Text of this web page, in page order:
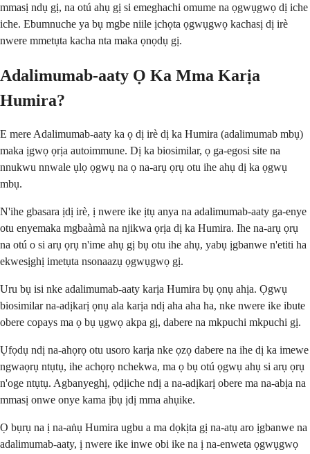
mmasị ndụ gị, na otú ahụ gị si emeghachi omume na ọgwụgwọ dị iche
iche. Ebumnuche ya bụ mgbe niile ịchọta ọgwụgwọ kachasị dị irè
nwere mmetụta kacha nta maka ọnọdụ gị.
Adalimumab-aaty Ọ Ka Mma Karịa
Humira?
E mere Adalimumab-aaty ka ọ dị irè dị ka Humira (adalimumab mbụ)
maka ịgwọ ọrịa autoimmune. Dị ka biosimilar, ọ ga-egosi site na
nnukwu nnwale ụlọ ọgwụ na ọ na-arụ ọrụ otu ihe ahụ dị ka ọgwụ
mbụ.
N'ihe gbasara ịdị irè, ị nwere ike ịtụ anya na adalimumab-aaty ga-enye
otu enyemaka mgbaàmà na njikwa ọrịa dị ka Humira. Ihe na-arụ ọrụ
na otú o si arụ ọrụ n'ime ahụ gị bụ otu ihe ahụ, yabụ ịgbanwe n'etiti ha
ekwesịghị imetụta nsonaazụ ọgwụgwọ gị.
Uru bụ isi nke adalimumab-aaty karịa Humira bụ ọnụ ahịa. Ọgwụ
biosimilar na-adịkarị ọnụ ala karịa ndị aha aha ha, nke nwere ike ibute
obere copays ma ọ bụ ụgwọ akpa gị, dabere na mkpuchi mkpuchi gị.
Ụfọdụ ndị na-ahọrọ otu usoro karịa nke ọzọ dabere na ihe dị ka imewe
ngwaọrụ ntụtụ, ihe achọrọ nchekwa, ma ọ bụ otú ọgwụ ahụ si arụ ọrụ
n'oge ntụtụ. Agbanyeghị, ọdịiche ndị a na-adịkarị obere ma na-abịa na
mmasị onwe onye kama ịbụ ịdị mma ahụike.
Ọ bụrụ na ị na-aṅụ Humira ugbu a ma dọkịta gị na-atụ aro ịgbanwe na
adalimumab-aaty, ị nwere ike inwe obi ike na ị na-enweta ọgwụgwọ